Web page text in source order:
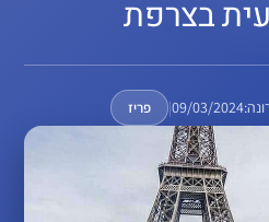
בצרפת
09/03/2024
| פריז